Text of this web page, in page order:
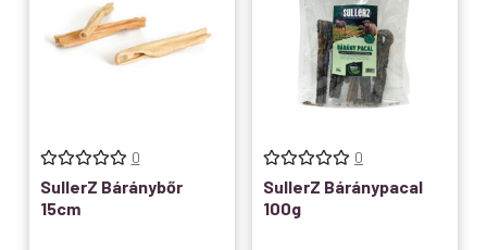
0
SullerZ Báránybőr
15cm
0
SullerZ Báránypacal
100g